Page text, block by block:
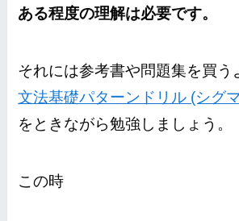
ある程度の理解は必要です。
それには参考書や問題集を買う
文法基礎パターンドリル (シグ
をときながら勉強しましょう。
この時